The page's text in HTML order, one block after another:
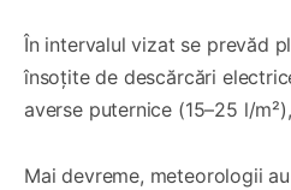
În intervalul vizat se prevăd
însoțite de descărcări
averse puternice (15–25 l/
Mai devreme, meteorologii